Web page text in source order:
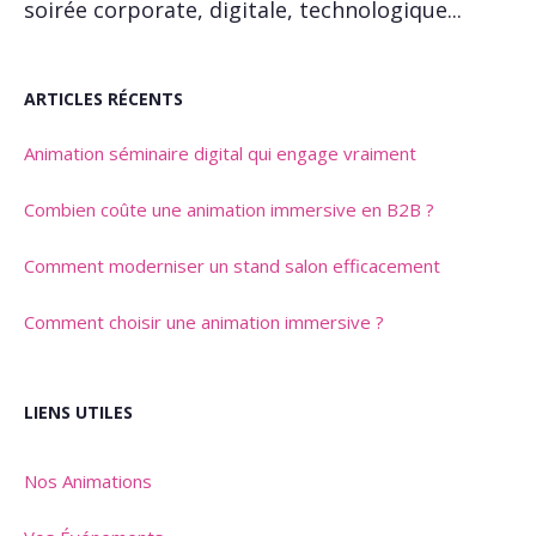
soirée corporate, digitale, technologique...
ARTICLES RÉCENTS
Animation séminaire digital qui engage vraiment
Combien coûte une animation immersive en B2B ?
Comment moderniser un stand salon efficacement
Comment choisir une animation immersive ?
LIENS UTILES
Nos Animations